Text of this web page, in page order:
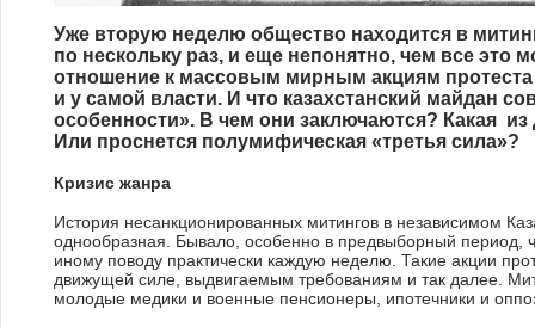
Уже вторую неделю общество находится в
по нескольку раз, и еще непонятно, чем все это
отношение к массовым мирным акциям
и у самой власти. И что казахстанский майдан
особенности». В чем они заключаются? Какая
Или проснется полумифическая «третья сила»?
Кризис жанра
История несанкционированных митингов в независимом
однообразная. Бывало, особенно в предвыборный период,
иному поводу практически каждую неделю. Такие акции
движущей силе, выдвигаемым требованиям и так далее.
молодые медики и военные пенсионеры, ипотечники и